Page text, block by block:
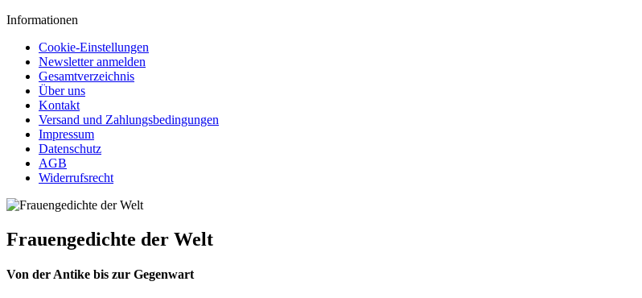
Informationen
Cookie-Einstellungen
Newsletter anmelden
Gesamtverzeichnis
Über uns
Kontakt
Versand und Zahlungsbedingungen
Impressum
Datenschutz
AGB
Widerrufsrecht
Frauengedichte der Welt
Von der Antike bis zur Gegenwart